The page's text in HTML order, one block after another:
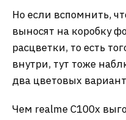
Но если вспомнить,
выносят на коробку
расцветки, то есть
внутри, тут тоже
два цветовых
Чем realme C100x